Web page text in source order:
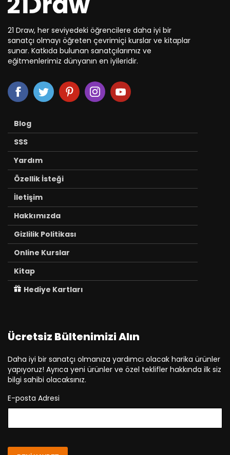
21 Draw, her seviyedeki öğrencilere daha iyi bir
sanatçı olmayı öğreten çevrimiçi kurslar ve kitaplar
sunar. Katkıda bulunan sanatçılarımız ve
eğitmenlerimiz dünyanın en iyileridir.
Blog
SSS
Yardım
Özellik İsteği
İletişim
Hakkımızda
Gizlilik Politikası
Online Kurslar
Kitap
Hediye Kartları
Ücretsiz Bültenimizi Alın
Daha iyi bir sanatçı olmanıza yardımcı olacak harika ürünler
yapıyoruz! Ayrıca yeni ürünler ve özel teklifler hakkında ilk siz
bilgi sahibi olacaksınız.
E-posta Adresi